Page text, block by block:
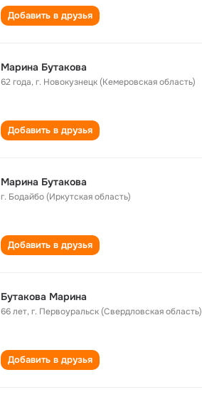
Добавить в друзья
Марина Бутакова
62 года,г. Новокузнецк (Кемеровская область)
Добавить в друзья
Марина Бутакова
г. Бодайбо (Иркутская область)
Добавить в друзья
Бутакова Марина
66 лет,г. Первоуральск (Свердловская область)
Добавить в друзья